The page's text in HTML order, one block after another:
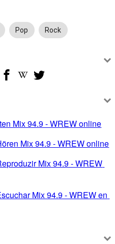
Pop Rock
Mix 94.9 - WREW online
Mix 94.9 - WREW online
Mix 94.9 - WREW
Mix 94.9 - WREW en